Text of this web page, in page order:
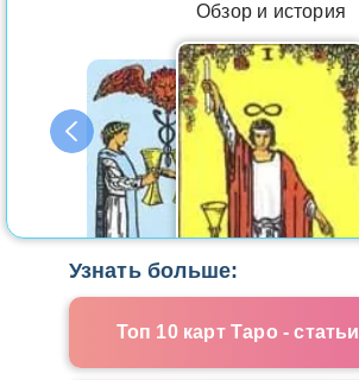
Обзор и история
Узнать больше:
Топ 10 карт Таро - статьи